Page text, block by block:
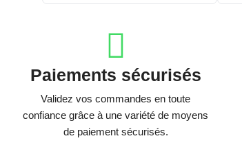
Paiements sécurisés
Validez vos commandes en toute
confiance grâce à une variété de moyens
de paiement sécurisés.